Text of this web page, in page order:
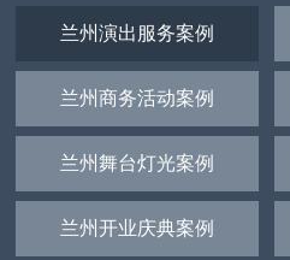
兰州演出服务案例
兰州商务活动案例
兰州舞台灯光案例
兰州开业庆典案例